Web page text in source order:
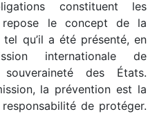
constituent les
repose le concept de la
qu’il a été présenté, en
internationale de
des États.
la prévention est la
de protéger.